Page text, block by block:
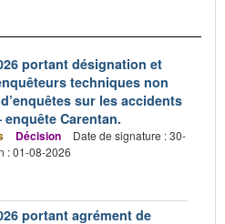
portant désignation et
techniques non
sur les accidents
Carentan.
Décision
Date de signature : 30-
: 01-08-2026
portant agrément de